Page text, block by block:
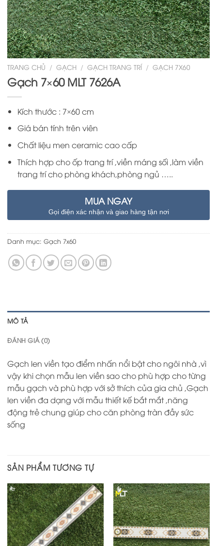
TRANG CHỦ / GẠCH / GẠCH TRANG TRÍ / GẠCH 7X60
Gạch 7×60 MLT 7626A
Kích thước : 7×60 cm
Giá bán tính trên viên
Chất liệu men ceramic cao cấp
Thích hợp cho ốp trang trí ,viền máng sối ,làm viền
trang trí cho phòng khách,phòng ngủ …..
MUA NGAY
Gọi điện xác nhận và giao hàng tận nơi
Danh mục: Gạch 7x60
MÔ TẢ
ĐÁNH GIÁ (0)
Gạch len viền tạo điểm nhấn nổi bật cho ngôi nhà ,vì
vậy khi chọn mẫu len viền sao cho phù hợp cho từng
mẫu gạch và phù hợp với sở thích của gia chủ ,Gạch
len viền đa dạng với mẫu thiết kế bắt mắt ,năng
động trẻ chung giúp cho căn phòng tràn đầy sức
sống
SẢN PHẨM TƯƠNG TỰ